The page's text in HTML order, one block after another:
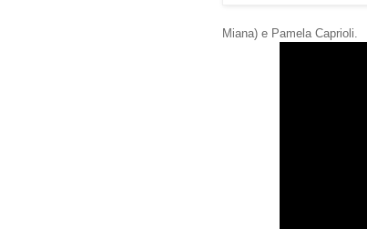
Miana) e Pamela Caprioli.